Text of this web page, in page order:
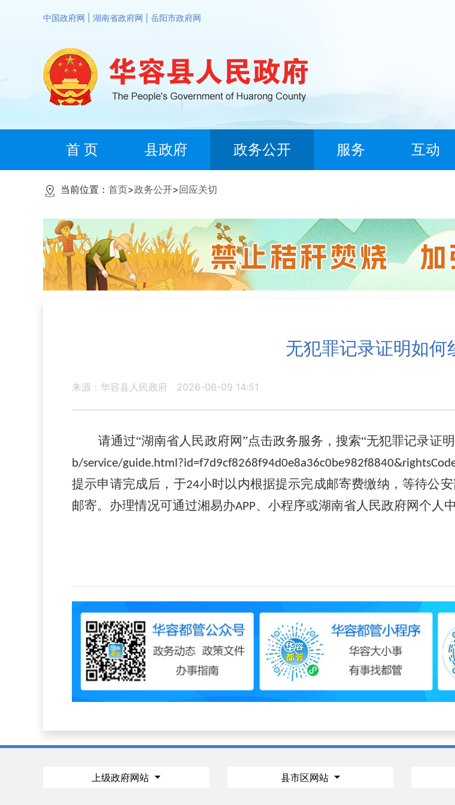
中国政府网 湖南省政府网 岳阳市政府网
首 页 县政府 政务公开 服务 互动
当前位置： 首页>政务公开>回应关切
无犯罪记录证明如何
来源：华容县人民政府 2026-06-09 14:51
请通过“湖南省人民政府网”点击政务服务，搜索“无犯罪记录证
b/service/
提示申请完成后，于24小时以内根据提示完成邮寄费缴纳，等待公
邮寄。办理情况可通过湘易办APP、小程序或湖南省人民政府网个人中
上级政府网站 县市区网站